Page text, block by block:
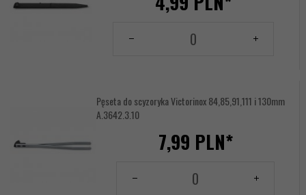
Pęseta do scyzoryka Victorinox 84,85,91,111 i 130mm
A.3642.3.10
7,99 PLN*